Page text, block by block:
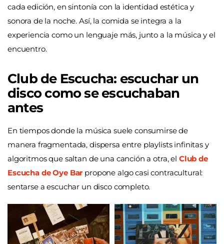
cada edición, en sintonía con la identidad estética y
sonora de la noche. Así, la comida se integra a la
experiencia como un lenguaje más, junto a la música y el
encuentro.
Club de Escucha: escuchar un
disco como se escuchaban
antes
En tiempos donde la música suele consumirse de
manera fragmentada, dispersa entre playlists infinitas y
algoritmos que saltan de una canción a otra, el Club de
Escucha de Oye Bar propone algo casi contracultural:
sentarse a escuchar un disco completo.